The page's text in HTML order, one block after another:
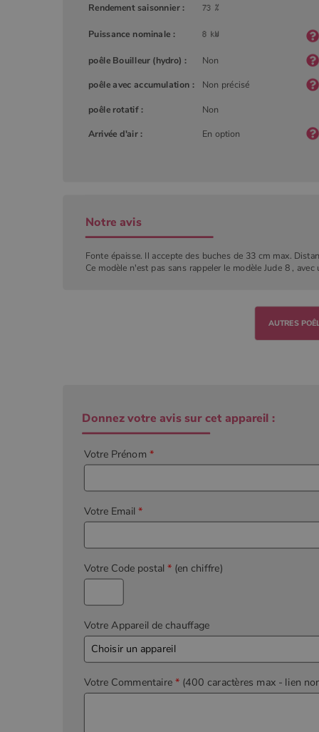
Rendement saisonnier :
Puissance nominale :
poêle Bouilleur (hydro) : Non
poêle avec accumulation : Non précisé
poêle rotatif : Non
Arrivée d'air : En option
Notre avis
Fonte épaisse. Il accepte des buches de 33 cm max.
Ce modèle n'est pas sans rappeler le modèle Jude 8 ,
Donnez votre avis sur cet appareil :
Votre Prénom *
Votre Email *
Votre Code postal * (en chiffre)
Votre Appareil de chauffage
Votre Commentaire * (400 caractères max - lien
Google
7